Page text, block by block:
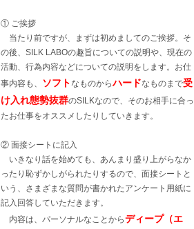
① ご挨拶
当たり前ですが、まずは初めましてのご挨拶。そ
の後、SILK LABOの趣旨についての説明や、現在の
活動、行為内容などについての説明をします。お仕
事内容も、 ソフト なものからハードなものまで受
け入れ態勢抜群のSILKなので、そのお相手に合っ
たお仕事をオススメしたりしていきます。
② 面接シートに記入
いきなり話を始めても、あんまり盛り上がらなか
ったり恥ずかしがられたりするので、面接シートと
いう、さまざまな質問が書かれたアンケート用紙に
記入回答していただきます。
内容は、パーソナルなことからディープ（エ